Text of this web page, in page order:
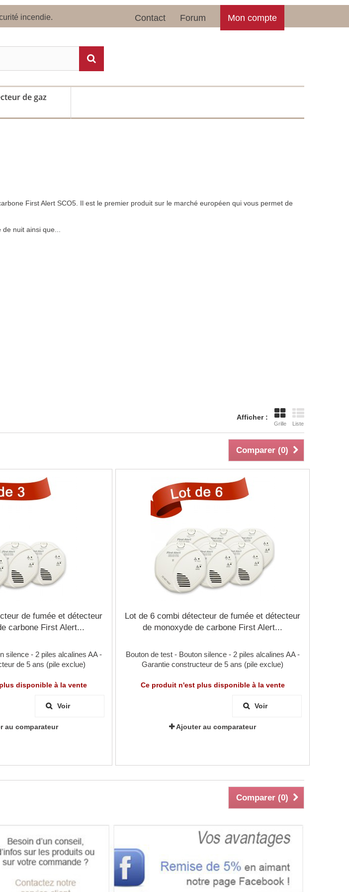
incendie. Mon compte
Forum
Contact
de gaz
First Alert SCO5. Il est le premier produit sur le marché européen qui vous permet de
nuit ainsi que...
Afficher :
Grille Liste
Comparer (0)
de fumée et détecteur
carbone First Alert...
silence - 2 piles alcalines AA -
de 5 ans (pile exclue)
disponible à la vente
Voir
au comparateur
Lot de 6 combi détecteur de fumée et détecteur
de monoxyde de carbone First Alert...
Bouton de test - Bouton silence - 2 piles alcalines AA -
Garantie constructeur de 5 ans (pile exclue)
Ce produit n'est plus disponible à la vente
Voir
Ajouter au comparateur
Comparer (0)